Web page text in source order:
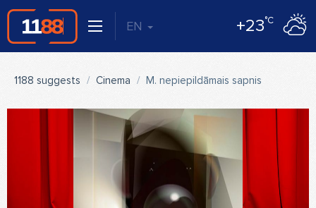
EN +23°C
1188 suggests Cinema M. nepiepildāmais sapnis